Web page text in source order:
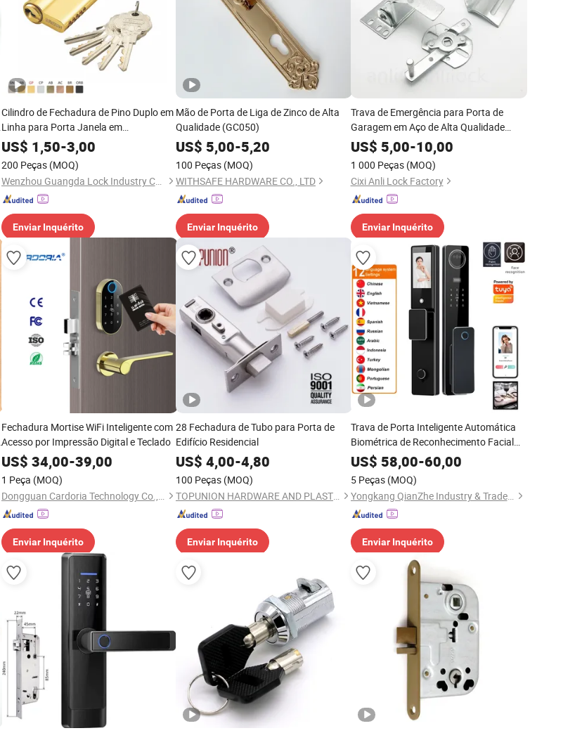
Cilindro de Fechadura de Pino Duplo em
Linha para Porta Janela em
Conformidade com TUV
US$ 1,50-3,00
200 Peças (MOQ)
Wenzhou Guangda Lock Industry Co., Ltd.
Enviar Inquérito
Mão de Porta de Liga de Zinco de Alta
Qualidade (GC050)
US$ 5,00-5,20
100 Peças (MOQ)
WITHSAFE HARDWARE CO., LTD
Enviar Inquérito
Trava de Emergência para Porta de
Garagem em Aço de Alta Qualidade
para Al-Ckst-005
US$ 5,00-10,00
1 000 Peças (MOQ)
Cixi Anli Lock Factory
Enviar Inquérito
Fechadura Mortise WiFi Inteligente com
Acesso por Impressão Digital e Teclado
US$ 34,00-39,00
1 Peça (MOQ)
Dongguan Cardoria Technology Co., Ltd.
Enviar Inquérito
28 Fechadura de Tubo para Porta de
Edifício Residencial
US$ 4,00-4,80
100 Peças (MOQ)
TOPUNION HARDWARE AND PLASTIC CO., LIMITED
Enviar Inquérito
Trava de Porta Inteligente Automática
Biométrica de Reconhecimento Facial
WiFi Multilíngue Tuya 3D
US$ 58,00-60,00
5 Peças (MOQ)
Yongkang QianZhe Industry & Trade Co., Ltd.
Enviar Inquérito